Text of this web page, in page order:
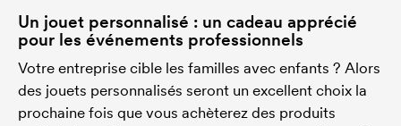
Un jouet personnalisé : un cadeau apprécié
pour les événements professionnels
Votre entreprise cible les familles avec enfants ? Alors
des jouets personnalisés seront un excellent choix la
prochaine fois que vous achèterez des produits